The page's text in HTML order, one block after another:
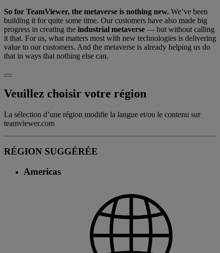
So for TeamViewer, the metaverse is nothing new. We’ve been
building it for quite some time. Our customers have also made big
progress in creating the industrial metaverse — but without calling
it that. For us, what matters most with new technologies is delivering
value to our customers. And the metaverse is already helping us do
that in ways that nothing else can.
Veuillez choisir votre région
La sélection d’une région modifie la langue et/ou le contenu sur
teamviewer.com
RÉGION SUGGÉRÉE
Americas